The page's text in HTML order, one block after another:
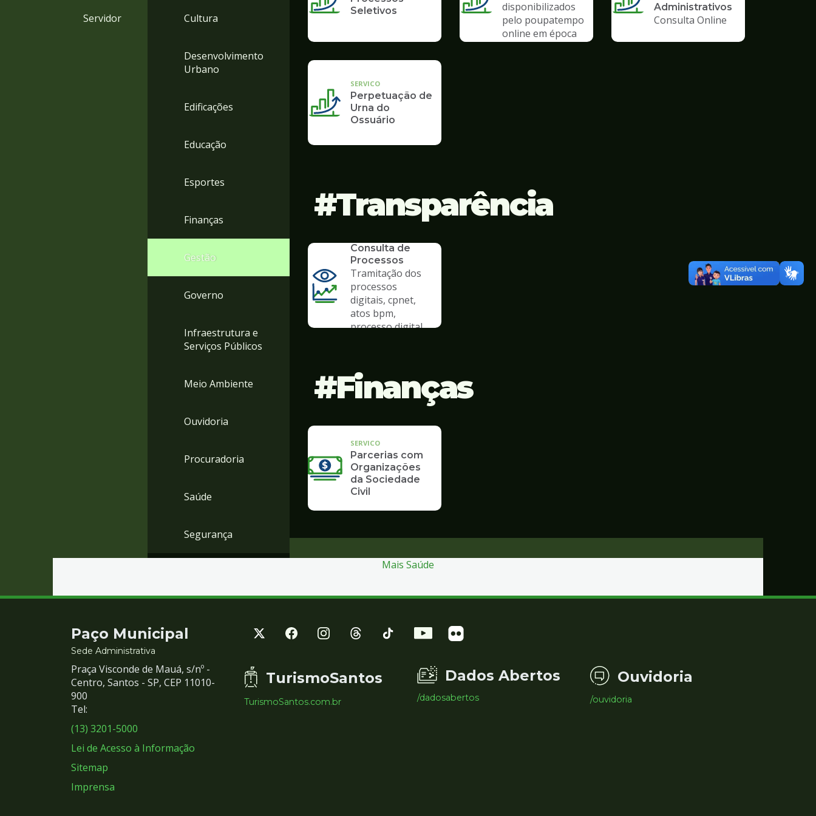
Servidor Cultura
Desenvolvimento
Urbano
Edificações
Educação
Esportes
Finanças
Gestão
Governo
Infraestrutura e
Serviços Públicos
Meio Ambiente
Ouvidoria
Procuradoria
Saúde
Segurança
Seletivos
disponibilizados
pelo poupatempo
online em época
Administrativos
Consulta Online
SERVICO
Perpetuação de
Urna do
Ossuário
Transparência
Consulta de
Processos
Tramitação dos
processos
digitais, cpnet,
atos bpm,
processo digital
Finanças
SERVICO
Parcerias com
Organizações
da Sociedade
Civil
Mais Saúde
Contato
e
Redes
Sociais
Paço Municipal
Sede Administrativa
Praça Visconde de Mauá, s/nº -
Centro, Santos - SP, CEP 11010-
900
Tel:
(13) 3201-5000
Lei de Acesso à Informação
Sitemap
Imprensa
TurismoSantos
TurismoSantos.com.br
Dados Abertos
/dadosabertos
Ouvidoria
/ouvidoria